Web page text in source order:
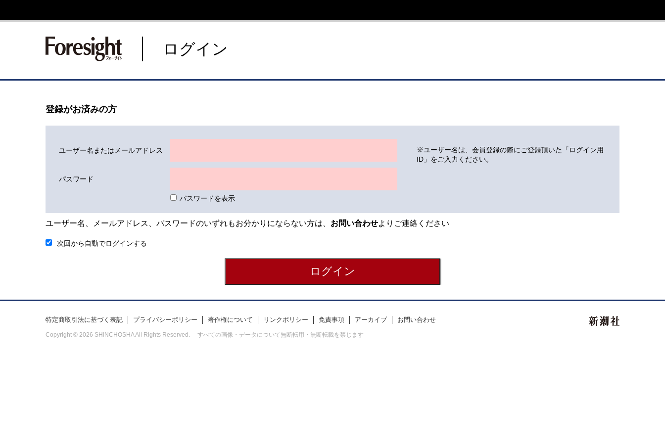
新潮社 Foresight フォーサイト
ログイン
登録がお済みの方
ユーザー名またはメールアドレス
パスワード
パスワードを表示
※ユーザー名は、会員登録の際にご登録頂いた「ログイン用
ID」をご入力ください。
ユーザー名、メールアドレス、パスワードのいずれもお分かりにならない方は、 お問い合わせよりご連絡ください
次回から自動でログインする
特定商取引法に基づく表記 プライバシーポリシー 著作権について リンクポリシー 免責事項 アーカイブ お問い合わせ
Copyright © 2026 SHINCHOSHA All Rights Reserved. すべての画像・データについて無断転用・無断転載を禁じます